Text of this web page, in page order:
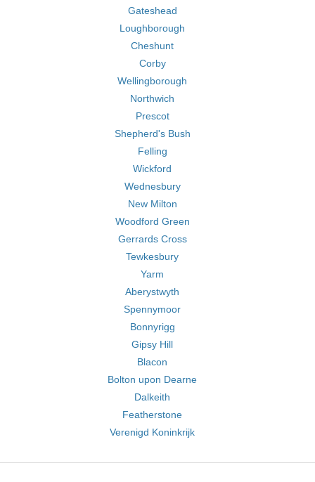
Gateshead
Loughborough
Cheshunt
Corby
Wellingborough
Northwich
Prescot
Shepherd's Bush
Felling
Wickford
Wednesbury
New Milton
Woodford Green
Gerrards Cross
Tewkesbury
Yarm
Aberystwyth
Spennymoor
Bonnyrigg
Gipsy Hill
Blacon
Bolton upon Dearne
Dalkeith
Featherstone
Verenigd Koninkrijk